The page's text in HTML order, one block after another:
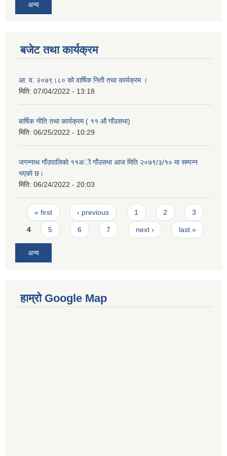
अन्य
बजेट तथा कार्यक्रम
आ. व. २०७९।८० को वार्षिक निती तथा कार्यक्रम ।
मिति: 07/04/2022 - 13:18
बार्षिक नीति तथा कार्यक्रम ( ११ औ गाँउसभा)
मिति: 06/25/2022 - 10:29
जगन्नाथ गाँउपालिकाे ११अौ गाँउसभा आज मिति २०७९/३/१० मा सम्पन्न
भएकाे छ।
मिति: 06/24/2022 - 20:03
Pages
« first ‹ previous 1 2 3
4 5 6 7 next › last »
अन्य
हाम्रो Google Map